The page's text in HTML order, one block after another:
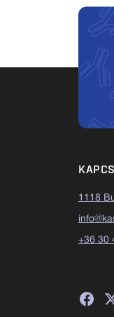
1118
+36 30